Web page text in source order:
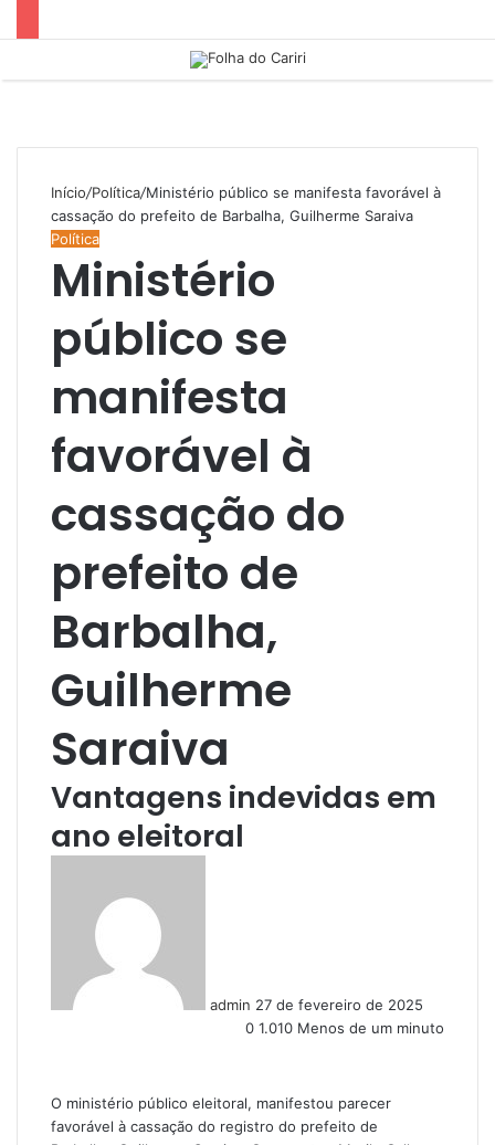
Início/Política/Ministério público se manifesta favorável à
cassação do prefeito de Barbalha, Guilherme Saraiva
Política
Ministério
público se
manifesta
favorável à
cassação do
prefeito de
Barbalha,
Guilherme
Saraiva
Vantagens indevidas em
ano eleitoral
admin e
m
l
27 de fevereiro de 2025
0 1.010 Menos de um minuto
O ministério público eleitoral, manifestou parecer
favorável à cassação do registro do prefeito de